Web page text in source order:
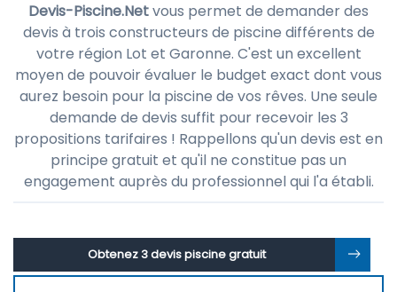
Devis-Piscine.Netvous permet de demander des
devis à trois constructeurs de piscine différents de
votre région Lot et Garonne. C'est un excellent
moyen de pouvoir évaluer le budget exact dont vous
aurez besoin pour la piscine de vos rêves. Une seule
demande de devis suffit pour recevoir les 3
propositions tarifaires ! Rappellons qu'un devis est en
principe gratuit et qu'il ne constitue pas un
engagement auprès du professionnel qui l'a établi.
Obtenez 3 devis piscine gratuit